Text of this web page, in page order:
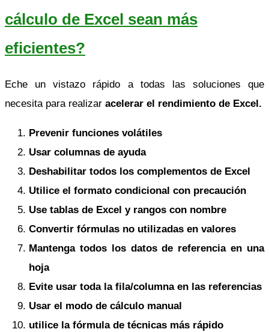
cálculo de Excel sean más
eficientes?
Eche un vistazo rápido a todas las soluciones que
necesita para realizar acelerar el rendimiento de Excel.
Prevenir funciones volátiles
Usar columnas de ayuda
Deshabilitar todos los complementos de Excel
Utilice el formato condicional con precaución
Use tablas de Excel y rangos con nombre
Convertir fórmulas no utilizadas en valores
Mantenga todos los datos de referencia en una
hoja
Evite usar toda la fila/columna en las referencias
Usar el modo de cálculo manual
utilice la fórmula de técnicas más rápido